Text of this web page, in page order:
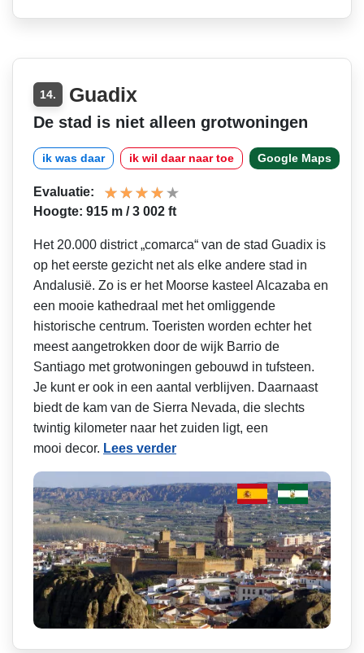
14. Guadix
De stad is niet alleen grotwoningen
ik was daar ik wil daar naar toe Google Maps
Evaluatie:
Hoogte: 915 m / 3 002 ft
Het 20.000 district „comarca“ van de stad Guadix is
op het eerste gezicht net als elke andere stad in
Andalusië. Zo is er het Moorse kasteel Alcazaba en
een mooie kathedraal met het omliggende
historische centrum. Toeristen worden echter het
meest aangetrokken door de wijk Barrio de
Santiago met grotwoningen gebouwd in tufsteen.
Je kunt er ook in een aantal verblijven. Daarnaast
biedt de kam van de Sierra Nevada, die slechts
twintig kilometer naar het zuiden ligt, een
mooi decor. Lees verder